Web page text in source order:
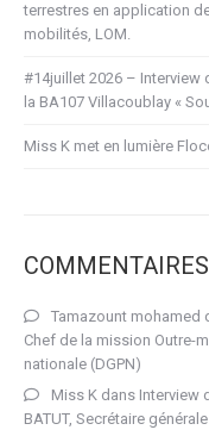
terrestres en application
mobilités, LOM.
#14juillet 2026 – Interview
la BA107 Villacoublay «
Miss K met en lumière
COMMENTAIRES
Tamazount mohamed
Chef de la mission Outre-
nationale (DGPN)
Miss K dans Interview
BATUT, Secrétaire